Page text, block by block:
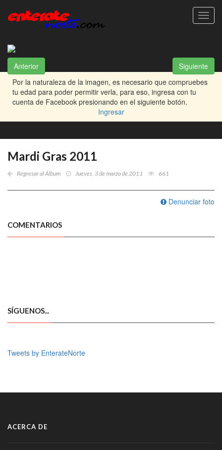
Anterior
Siguiente
Por la naturaleza de la imagen, es necesario que compruebes
tu edad para poder permitir verla, para eso, ingresa con tu
cuenta de Facebook presionando en el siguiente botón.
Ingresar
Mardi Gras 2011
Regresar al Álbum Jueves, 3 de marzo de 2011 661
Denunciar foto
COMENTARIOS
SÍGUENOS...
Tweets by EnterateNorte
ACERCA DE